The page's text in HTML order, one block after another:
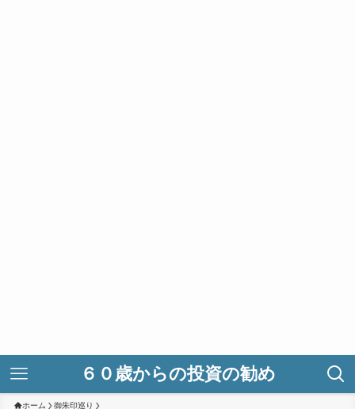
６０歳からの投資の勧め
ホーム 御朱印巡り